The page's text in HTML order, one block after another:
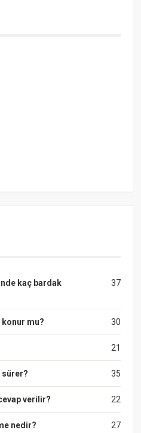
37
kaç bardak
30
mu?
21
35
sürer?
22
verilir?
27
nedir?